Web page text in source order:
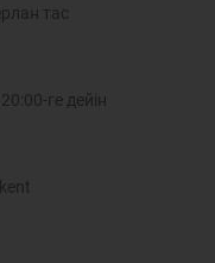
тас
ге дейін